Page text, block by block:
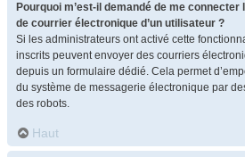
Pourquoi m’est-il demandé de me
de courrier électronique d’un utilisateur ?
Si les administrateurs ont activé cette
inscrits peuvent envoyer des courriers
depuis un formulaire dédié. Cela permet
du système de messagerie électronique par
des robots.
Haut